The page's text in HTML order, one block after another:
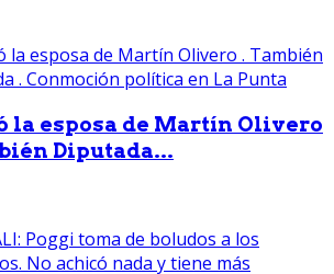
la esposa de Martín Olivero
Diputada...